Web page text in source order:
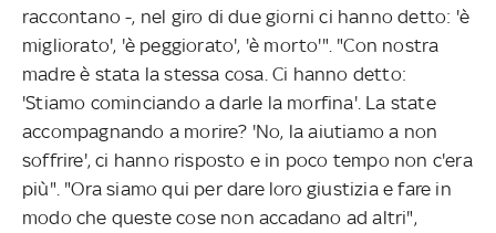
raccontano -, nel giro di due giorni ci hanno detto: 'è
migliorato', 'è peggiorato', 'è morto'". "Con nostra
madre è stata la stessa cosa. Ci hanno detto:
'Stiamo cominciando a darle la morfina'. La state
accompagnando a morire? 'No, la aiutiamo a non
soffrire', ci hanno risposto e in poco tempo non c'era
più". "Ora siamo qui per dare loro giustizia e fare in
modo che queste cose non accadano ad altri",